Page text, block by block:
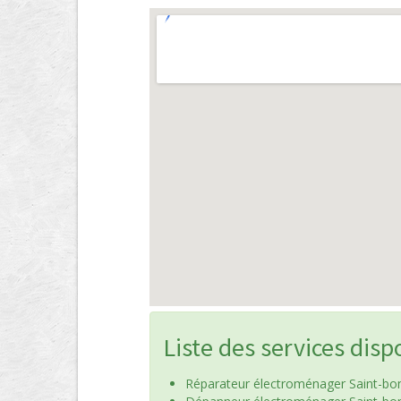
Liste des services
Réparateur électroménager Saint-